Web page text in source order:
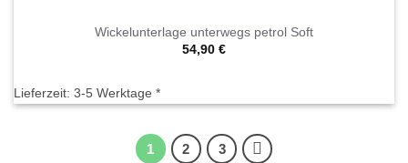
Wickelunterlage unterwegs petrol Soft
54,90 €
Lieferzeit: 3-5 Werktage *
1 2 3